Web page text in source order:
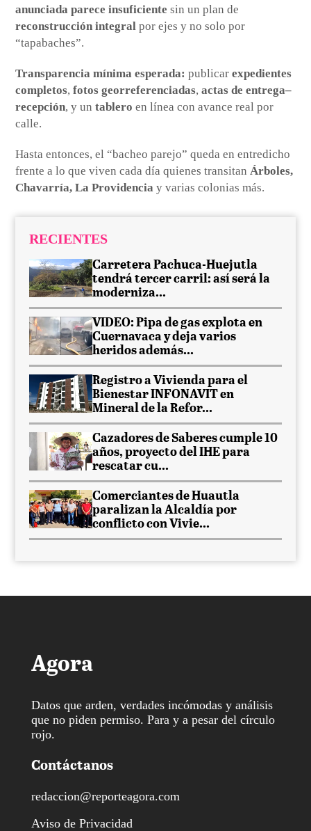
anunciada parece insuficiente sin un plan de
reconstrucción integral por ejes y no solo por
“tapabaches”.
Transparencia mínima esperada: publicarexpedientes
completos,fotos georreferenciadas,actas de entrega–
recepción, y untablero en línea con avance real por
calle.
Hasta entonces, el “bacheo parejo” queda en entredicho
frente a lo que viven cada día quienes transitan Árboles,
Chavarría, La Providencia y varias colonias más.
RECIENTES
Carretera Pachuca-Huejutla
tendrá tercer carril: así será la
moderniza...
VIDEO: Pipa de gas explota en
Cuernavaca y deja varios
heridos además...
Registro a Vivienda para el
Bienestar INFONAVIT en
Mineral de la Refor...
Cazadores de Saberes cumple 10
años, proyecto del IHE para
rescatar cu...
Comerciantes de Huautla
paralizan la Alcaldía por
conflicto con Vivie...
Agora
Datos que arden, verdades incómodas y análisis
que no piden permiso. Para y a pesar del círculo
rojo.
Contáctanos
redaccion@reporteagora.com
Aviso de Privacidad